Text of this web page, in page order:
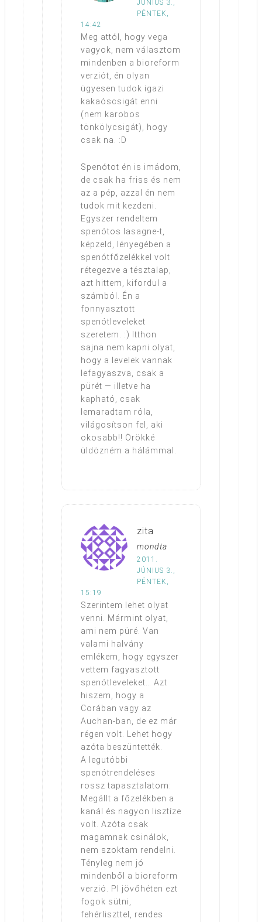
JÚNIUS 3.,
PÉNTEK,
14:42
Meg attól, hogy vega
vagyok, nem választom
mindenben a bioreform
verziót, én olyan
ügyesen tudok igazi
kakaóscsigát enni
(nem karobos
tönkölycsigát), hogy
csak na. :D
Spenótot én is imádom,
de csak ha friss és nem
az a pép, azzal én nem
tudok mit kezdeni.
Egyszer rendeltem
spenótos lasagne-t,
képzeld, lényegében a
spenótfőzelékkel volt
rétegezve a tésztalap,
azt hittem, kifordul a
számból. Én a
fonnyasztott
spenótleveleket
szeretem. :) Itthon
sajna nem kapni olyat,
hogy a levelek vannak
lefagyaszva, csak a
pürét — illetve ha
kapható, csak
lemaradtam róla,
világosítson fel, aki
okosabb!! Örökké
üldözném a hálámmal.
zita
mondta
2011.
JÚNIUS 3.,
PÉNTEK,
15:19
Szerintem lehet olyat
venni. Mármint olyat,
ami nem püré. Van
valami halvány
emlékem, hogy egyszer
vettem fagyasztott
spenótleveleket… Azt
hiszem, hogy a
Corában vagy az
Auchan-ban, de ez már
régen volt. Lehet hogy
azóta beszüntették.
A legutóbbi
spenótrendeléses
rossz tapasztalatom:
Megállt a főzelékben a
kanál és nagyon lisztíze
volt. Azóta csak
magamnak csinálok,
nem szoktam rendelni.
Tényleg nem jó
mindenből a bioreform
verzió. Pl jövőhéten ezt
fogok sütni,
fehérliszttel, rendes